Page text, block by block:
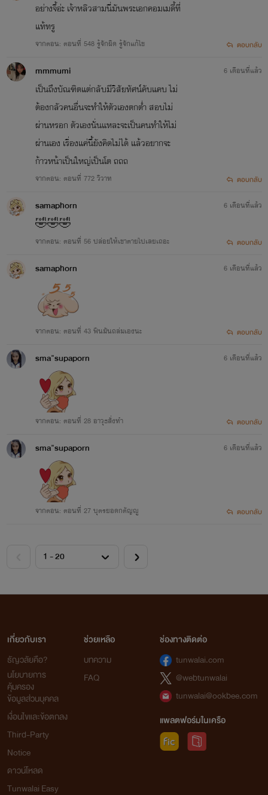
อย่างจี้อ่ะ เจ้าหลิวสามนี่มันพระเอกคอมเมดี้ที่
แท้ทรู
จากตอน: ตอนที่ 548 รู้จักผิด รู้จักแก้ไข ตอบกลับ
mmmumi
เป็นถึงบัณฑิตแต่กลับมีวิสัยทัศน์คับแคบ ไม่
ต้องกลัวคนอื่นจะทำให้ตัวเองตกต่ำ สอบไม่
ผ่านหรอก ตัวเองนั่นแหละจะเป็นคนทำให้ไม่
ผ่านเอง เรื่องแค่นี้ยังคิดไม่ได้ แล้วอยากจะ
ก้าวหน้าเป็นใหญ่เป็นโต ถถถ
จากตอน: ตอนที่ 772 วิวาท
6 เดือนที่แล้ว
ตอบกลับ
samaphorn
🤣🤣🤣
จากตอน: ตอนที่ 56 ปล่อยให้เขาตายไปเลยเถอะ
6 เดือนที่แล้ว
ตอบกลับ
samaphorn
จากตอน: ตอนที่ 43 ฟืนมันถล่มเองนะ
6 เดือนที่แล้ว
ตอบกลับ
sma"supaporn
จากตอน: ตอนที่ 28 อาวุธสั่งทำ
6 เดือนที่แล้ว
ตอบกลับ
sma"supaporn
จากตอน: ตอนที่ 27 บุตรยอดกตัญญู
6 เดือนที่แล้ว
ตอบกลับ
เกี่ยวกับเรา
ธัญวลัยคือ?
นโยบายการ
คุ้มครอง
ข้อมูลส่วนบุคคล
เงื่อนไขและข้อตกลง
Third-Party
Notice
ดาวน์โหลด
Tunwalai Easy
ช่วยเหลือ
บทความ
FAQ
ช่องทางติดต่อ
tunwalai.com
@webtunwalai
tunwalai@ookbee.com
แพลตฟอร์มในเครือ